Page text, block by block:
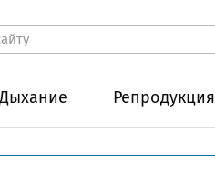
Дыхание Репродукция